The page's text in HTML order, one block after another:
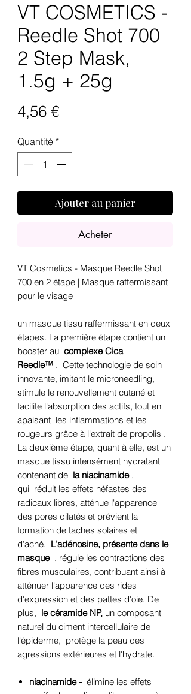
VT COSMETICS -
Reedle Shot 700
2 Step Mask,
1.5g + 25g
4,56 €Prix
Quantité *
Ajouter au panier
Acheter
VT Cosmetics - Masque Reedle Shot
700 en 2 étape | Masque raffermissant
pour le visage
un masque tissu raffermissant en deux
étapes. La première étape contient un
booster au complexe Cica
Reedle™ . Cette technologie de soin
innovante, imitant le microneedling,
stimule le renouvellement cutané et
facilite l'absorption des actifs, tout en
apaisant les inflammations et les
rougeurs grâce à l'extrait de propolis .
La deuxième étape, quant à elle, est un
masque tissu intensément hydratant
contenant de la niacinamide,
qui réduit les effets néfastes des
radicaux libres, atténue l'apparence
des pores dilatés et prévient la
formation de taches solaires et
d'acné. L'adénosine, présente dans le
masque , régule les contractions des
fibres musculaires, contribuant ainsi à
atténuer l'apparence des rides
d'expression et des pattes d'oie. De
plus, le céramide NP, un composant
naturel du ciment intercellulaire de
l'épiderme, protège la peau des
agressions extérieures et l'hydrate.
niacinamide - élimine les effets